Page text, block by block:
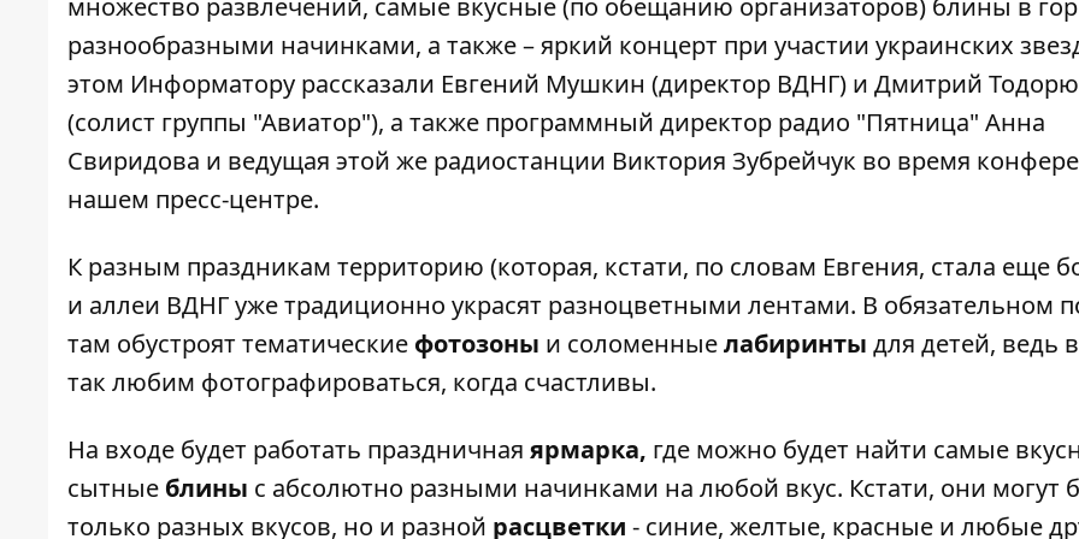
множество развлечений, самые вкусные (по обещанию организаторов) блины в
разнообразными начинками, а также – яркий концерт при участии украинских
этом Информатору рассказали Евгений Мушкин (директор ВДНГ) и Дмитрий
(солист группы "Авиатор"), а также программный директор радио "Пятница" Анна
Свиридова и ведущая этой же радиостанции Виктория Зубрейчук во время
нашем пресс-центре.
К разным праздникам территорию (которая, кстати, по словам Евгения, стала еще
и аллеи ВДНГ уже традиционно украсят разноцветными лентами. В обязательном
там обустроят тематические фотозоны и соломенныелабиринты для детей, ведь
так любим фотографироваться, когда счастливы.
На входе будет работать праздничная ярмарка, где можно будет найти самые
сытные блины с абсолютно разными начинками на любой вкус. Кстати, они могут
только разных вкусов, но и разной расцветки - синие, желтые, красные и любые